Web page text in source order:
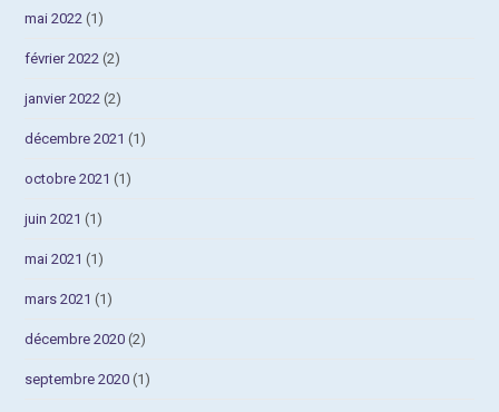
mai 2022 (1)
février 2022 (2)
janvier 2022 (2)
décembre 2021 (1)
octobre 2021 (1)
juin 2021 (1)
mai 2021 (1)
mars 2021 (1)
décembre 2020 (2)
septembre 2020 (1)